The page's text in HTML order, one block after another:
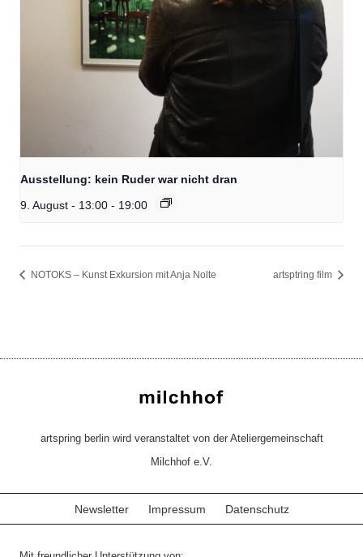
Ausstellung: kein Ruder war nicht dran
9. August - 13:00 - 19:00
NOTOKS – Kunst Exkursion mit Anja Nolte artsptring film
artspring berlin wird veranstaltet von der Ateliergemeinschaft
Milchhof e.V.
Newsletter Impressum Datenschutz